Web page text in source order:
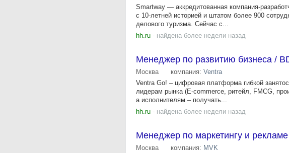
Smartway — аккредитованная компания-
с 10-летней историей и штатом более 900
делового туризма. Сейчас с...
hh.ru - найдена более недели назад
Менеджер по развитию бизнеса /
Москва компания: Ventra
Ventra Go! – цифровая платформа гибкой
лидерам рынка (E-commerce, ритейл, FMCG,
а исполнителям – получать...
hh.ru - найдена более недели назад
Менеджер по маркетингу и рекламе
Москва компания: MVK